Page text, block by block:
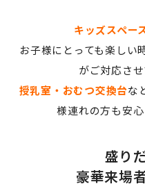
キッズスペー
お子様にとっても楽しい
がご対応さ
授乳室・おむつ交換台な
様連れの方も安
盛りだ
豪華来場